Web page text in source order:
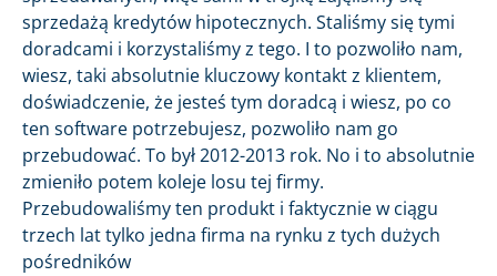
sprzedażą kredytów hipotecznych. Staliśmy się tymi
doradcami i korzystaliśmy z tego. I to pozwoliło nam,
wiesz, taki absolutnie kluczowy kontakt z klientem,
doświadczenie, że jesteś tym doradcą i wiesz, po co
ten software potrzebujesz, pozwoliło nam go
przebudować. To był 2012-2013 rok. No i to absolutnie
zmieniło potem koleje losu tej firmy.
Przebudowaliśmy ten produkt i faktycznie w ciągu
trzech lat tylko jedna firma na rynku z tych dużych
pośredników